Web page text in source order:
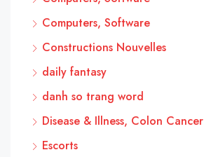
Computers, Software
Constructions Nouvelles
daily fantasy
danh so trang word
Disease & Illness, Colon Cancer
Escorts